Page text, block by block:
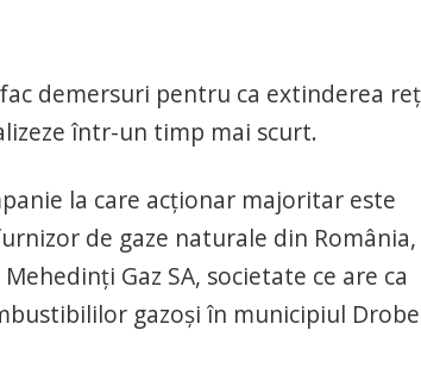
demersuri pentru ca extinderea
într-un timp mai scurt.
la care acționar majoritar este
de gaze naturale din România,
Gaz SA, societate ce are ca
gazoși în municipiul